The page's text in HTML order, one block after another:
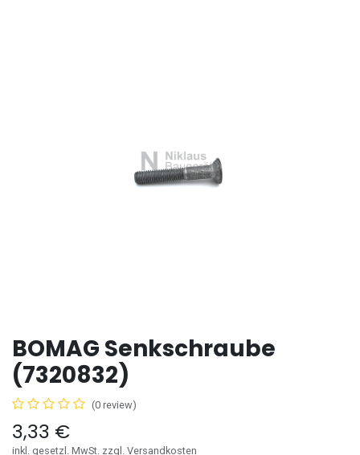
BOMAG Senkschraube
(7320832)
(0 review)
3,33 €
inkl. gesetzl. MwSt. zzgl. Versandkosten